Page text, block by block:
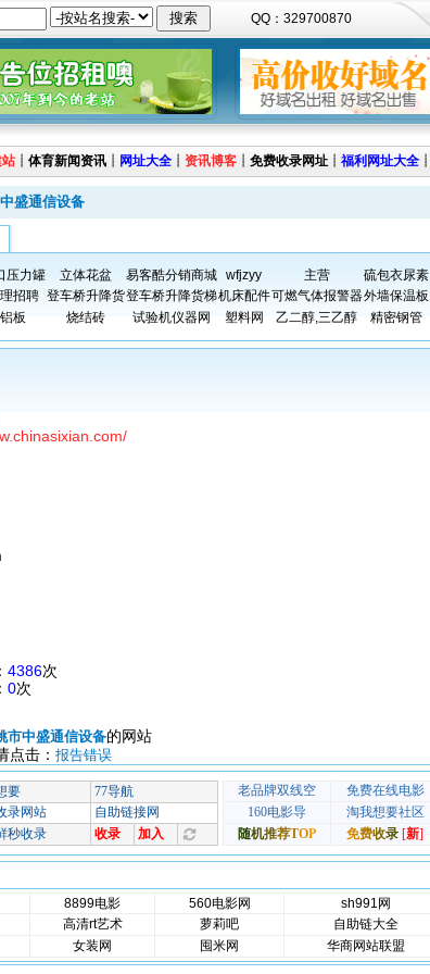
QQ：329700870
┊ 体育新闻资讯 ┊ 网址大全 ┊ 资讯博客 ┊ 免费收录网址 ┊ 福利网址大全 ┊
盛通信设备
压力罐 立体花盆 易客酷分销商城 wfjzyy 主营 硫包衣尿素
招聘 登车桥升降货登车桥升降货梯机床配件可燃气体报警器外墙保温板
铝板
烧结砖 试验机仪器网 塑料网 乙二醇,三乙醇 精密钢管
4386次
0次
市中盛通信设备的网站
点击： 报告错误
8899电影 560电影网 sh991网
高清rt艺术 萝莉吧 自助链大全
女装网 囤米网 华商网站联盟